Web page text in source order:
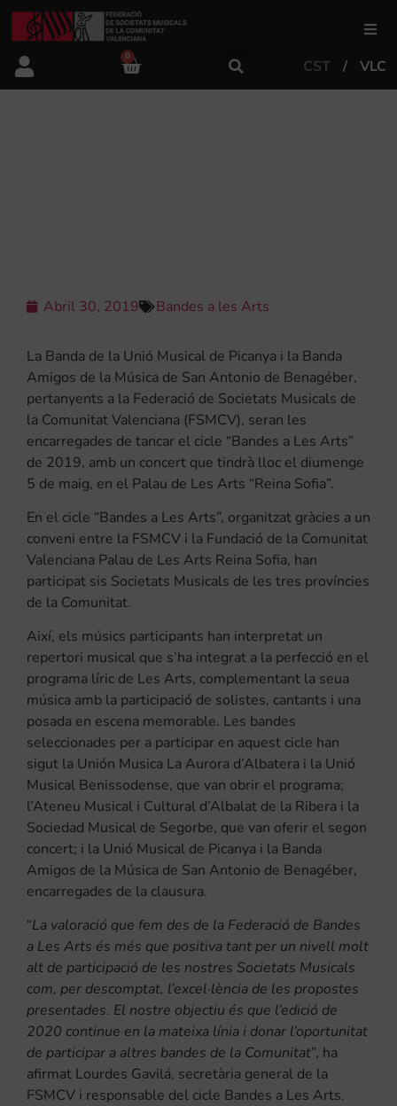
FSMCV
Actualitat
Tenda
0
CST VLC
Abril 30, 2019 Bandes a les Arts
La Banda de la Unió Musical de Picanya i la Banda
Amigos de la Música de San Antonio de Benagéber,
pertanyents a la Federació de Societats Musicals de
la Comunitat Valenciana (FSMCV), seran les
encarregades de tancar el cicle “Bandes a Les Arts”
de 2019, amb un concert que tindrà lloc el diumenge
5 de maig, en el Palau de Les Arts “Reina Sofia”.
En el cicle “Bandes a Les Arts”, organitzat gràcies a un
conveni entre la FSMCV i la Fundació de la Comunitat
Valenciana Palau de Les Arts Reina Sofia, han
participat sis Societats Musicals de les tres províncies
de la Comunitat.
Així, els músics participants han interpretat un
repertori musical que s’ha integrat a la perfecció en el
programa líric de Les Arts, complementant la seua
música amb la participació de solistes, cantants i una
posada en escena memorable. Les bandes
seleccionades per a participar en aquest cicle han
sigut la Unión Musica La Aurora d’Albatera i la Unió
Musical Benissodense, que van obrir el programa;
l’Ateneu Musical i Cultural d’Albalat de la Ribera i la
Sociedad Musical de Segorbe, que van oferir el segon
concert; i la Unió Musical de Picanya i la Banda
Amigos de la Música de San Antonio de Benagéber,
encarregades de la clausura.
“La valoració que fem des de la Federació de Bandes
a Les Arts és més que positiva tant per un nivell molt
alt de participació de les nostres Societats Musicals
com, per descomptat, l’excel·lència de les propostes
presentades. El nostre objectiu és que l’edició de
2020 continue en la mateixa línia i donar l’oportunitat
de participar a altres bandes de la Comunitat”, ha
afirmat Lourdes Gavilá, secretària general de la
FSMCV i responsable del cicle Bandes a Les Arts.